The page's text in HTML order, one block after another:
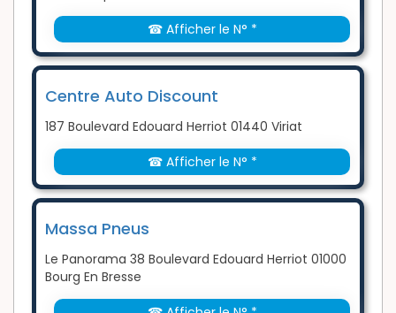
☎ Afficher le N° *
Centre Auto Discount
187 Boulevard Edouard Herriot 01440 Viriat
☎ Afficher le N° *
Massa Pneus
Le Panorama 38 Boulevard Edouard Herriot 01000
Bourg En Bresse